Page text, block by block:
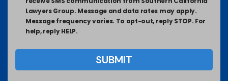
Lawyers Group. Message and data rates may apply.
Message frequency varies. To opt-out, reply STOP. For
help, reply HELP.